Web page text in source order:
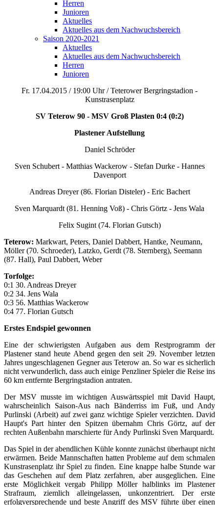
Herren
Junioren
Aktuelles
Aktuelles aus dem Nachwuchsbereich
Saison 2020-2021
Aktuelles
Aktuelles aus dem Nachwuchsbereich
Herren
Junioren
Fr. 17.04.2015 / 19:00 Uhr / Teterower Bergringstadion -
Kunstrasenplatz
SV Teterow 90 - MSV Groß Plasten 0:4 (0:2)
Plastener Aufstellung
Daniel Schröder
Sven Schubert - Matthias Wackerow - Stefan Durke - Hannes
Davenport
Andreas Dreyer (86. Florian Disteler) - Eric Bachert
Sven Marquardt (81. Henning Voß) - Chris Görtz - Jens Wala
Felix Sugint (74. Florian Gutsch)
Teterow: Markwart, Peters, Daniel Dabbert, Hantke, Neumann,
Möller (70. Schroeder), Latzko, Gerdt (78. Sternberg), Seemann
(87. Hall), Paul Dabbert, Weber
Torfolge:
0:1 30. Andreas Dreyer
0:2 34. Jens Wala
0:3 56. Matthias Wackerow
0:4 77. Florian Gutsch
Erstes Endspiel gewonnen
Eine der schwierigsten Aufgaben aus dem Restprogramm der
Plastener stand heute Abend gegen den seit 29. November letzten
Jahres ungeschlagenen Gegner aus Teterow an. So war es sicherlich
nicht verwunderlich, dass auch einige Penzliner Spieler die Reise ins
60 km entfernte Bergringstadion antraten.
Der MSV musste im wichtigen Auswärtsspiel mit David Haupt,
wahrscheinlich Saison-Aus nach Bänderriss im Fuß, und Andy
Purlinski (Arbeit) auf zwei ganz wichtige Spieler verzichten. David
Haupt's Part hinter den Spitzen übernahm Chris Görtz, auf der
rechten Außenbahn marschierte für Andy Purlinski Sven Marquardt.
Das Spiel in der abendlichen Kühle konnte zunächst überhaupt nicht
erwärmen. Beide Mannschaften hatten Probleme auf dem schmalen
Kunstrasenplatz ihr Spiel zu finden. Eine knappe halbe Stunde war
das Geschehen auf dem Platz zerfahren, aber ausgeglichen. Eine
erste Möglichkeit vergab Philipp Möller halblinks im Plastener
Strafraum, ziemlich alleingelassen, unkonzentriert. Der erste
erfolgversprechende und beste Angriff des MSV führte über einen